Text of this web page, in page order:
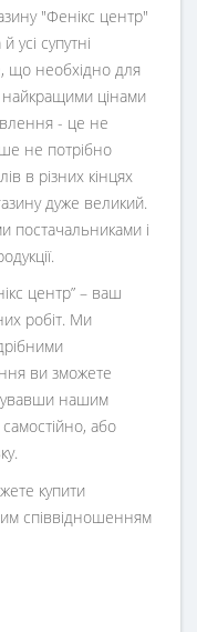
"Фенікс центр"
усі супутні
що необхідно для
найкращими цінами
- це не
не потрібно
в різних кінцях
дуже великий.
постачальниками і
центр” – ваш
робіт. Ми
ви зможете
нашим
або
купити
співвідношенням